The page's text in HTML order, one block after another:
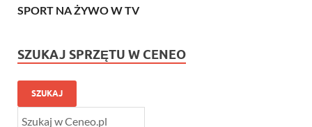
SPORT NA ŻYWO W TV
SZUKAJ SPRZĘTU W CENEO
SZUKAJ